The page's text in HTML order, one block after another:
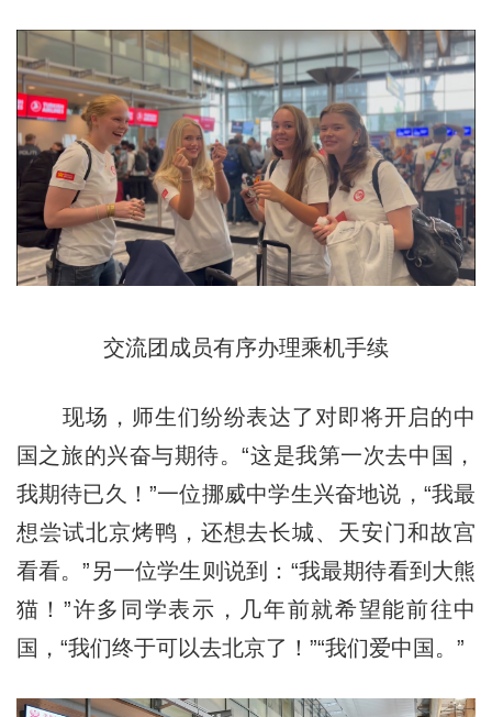
交流团成员有序办理乘机手续
现场，师生们纷纷表达了对即将开启的中
国之旅的兴奋与期待。“这是我第一次去中国，
我期待已久！”一位挪威中学生兴奋地说，“我最
想尝试北京烤鸭，还想去长城、天安门和故宫
看看。”另一位学生则说到：“我最期待看到大熊
猫！”许多同学表示，几年前就希望能前往中
国，“我们终于可以去北京了！”“我们爱中国。”